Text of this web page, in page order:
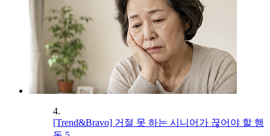
4.
[Trend&Bravo] 거절 못 하는 시니어가 끊어야 할 행